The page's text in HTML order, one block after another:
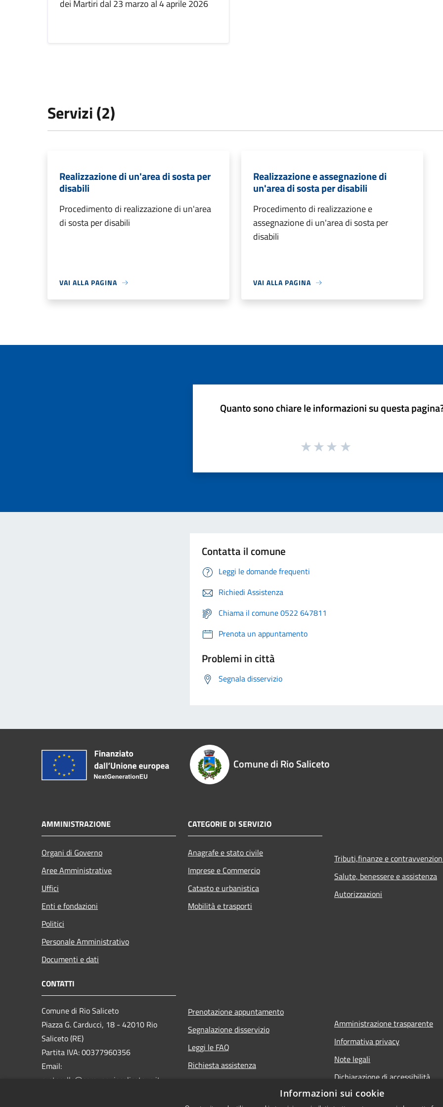
dei Martiri dal 23 marzo al 4 aprile 2026
Servizi (2)
Realizzazione di un'area di sosta per
disabili
Procedimento di realizzazione di un'area
di sosta per disabili
VAI ALLA PAGINA
Realizzazione e assegnazione di
un'area di sosta per disabili
Procedimento di realizzazione e
assegnazione di un'area di sosta per
disabili
VAI ALLA PAGINA
Quanto sono chiare le informazioni su questa
Contatta il comune
Leggi le domande frequenti
Richiedi Assistenza
Chiama il comune 0522 647811
Prenota un appuntamento
Problemi in città
Segnala disservizio
Comune di Rio Saliceto
AMMINISTRAZIONE
Organi di Governo
Aree Amministrative
Uffici
Enti e fondazioni
Politici
Personale Amministrativo
Documenti e dati
CATEGORIE DI SERVIZIO
Anagrafe e stato civile
Imprese e Commercio
Catasto e urbanistica
Mobilità e trasporti
Tributi,finanze e
Salute, benessere e assistenza
Autorizzazioni
CONTATTI
Comune di Rio Saliceto
Piazza G. Carducci, 18 - 42010 Rio
Saliceto (RE)
Partita IVA: 00377960356
Email:
protocollo@comune.riosaliceto.re.it
Prenotazione appuntamento
Segnalazione disservizio
Leggi le FAQ
Richiesta assistenza
Amministrazione trasparente
Informativa privacy
Note legali
Dichiarazione di accessibilità
Informazioni sui cookie